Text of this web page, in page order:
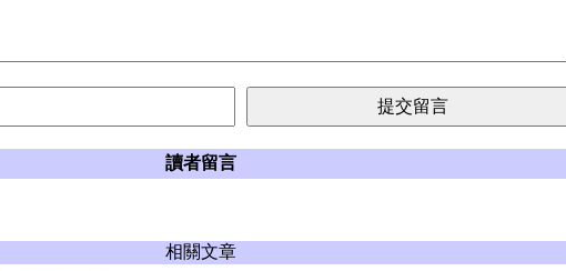
讀者留言
相關文章